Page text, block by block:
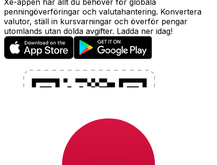
Xe-appen har allt du behöver för globala
penningöverföringar och valutahantering. Konvertera
valutor, ställ in kursvarningar och överför pengar
utomlands utan dolda avgifter. Ladda ner idag!